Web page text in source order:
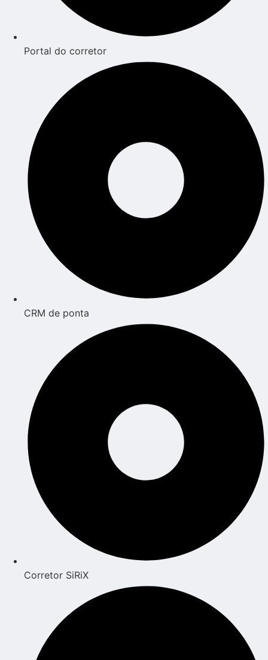
Portal do corretor
CRM de ponta
Corretor SiRiX